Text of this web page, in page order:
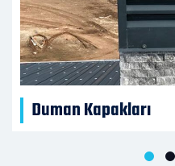
Duman Kapakları